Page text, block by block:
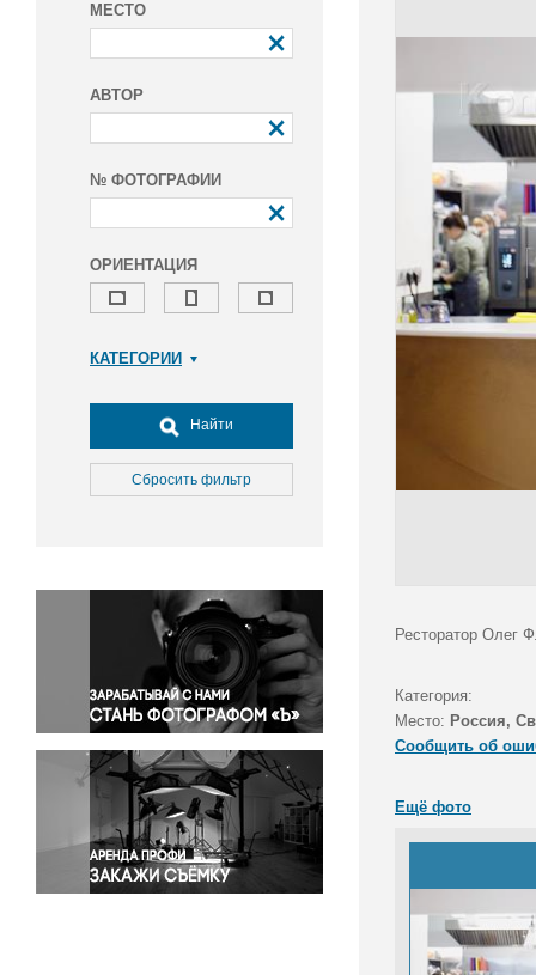
МЕСТО
АВТОР
№ ФОТОГРАФИИ
ОРИЕНТАЦИЯ
КАТЕГОРИИ
Досуг, туризм и отдых
Культура
Медицина
Окружающая среда
Политика
Правосудие
Происшествия и конфликты
Религия
Светская жизнь
Спорт
Экология
Экономика и бизнес
Найти
Сбросить фильтр
Ресторатор Олег
Категория:
Место: Россия,
Сообщить об
Ещё фото